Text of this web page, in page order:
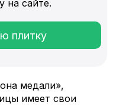
на сайте.
плитку
медали»,
имеет свои